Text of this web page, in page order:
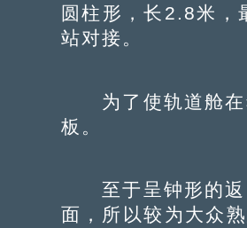
圆柱形，长2.8米，
站对接。
为了使轨道舱在
板。
至于呈钟形的返
面，所以较为大众